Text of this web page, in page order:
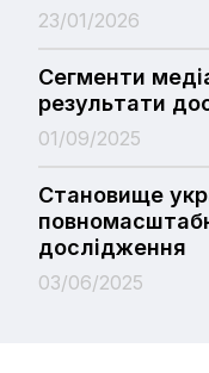
23/01/2026
Сегменти
результати
01/09/2025
Становище
дослідження
03/06/2025